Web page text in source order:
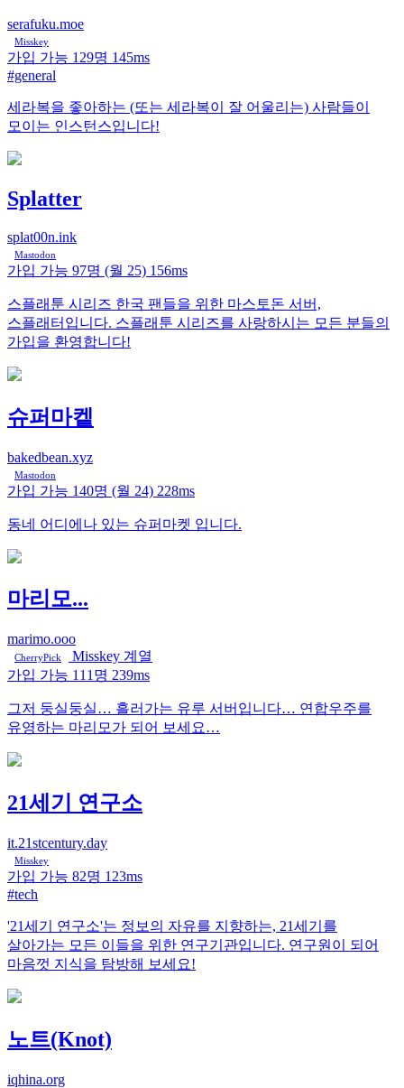
serafuku.moe
Misskey
가입 가능 129명 145ms
#general
세라복을 좋아하는 (또는 세라복이 잘 어울리는) 사람들이
모이는 인스턴스입니다!
Splatter
splat00n.ink
Mastodon
가입 가능 97명 (월 25) 156ms
스플래툰 시리즈 한국 팬들을 위한 마스토돈 서버,
스플래터입니다. 스플래툰 시리즈를 사랑하시는 모든 분들의
가입을 환영합니다!
슈퍼마켙
bakedbean.xyz
Mastodon
가입 가능 140명 (월 24) 228ms
동네 어디에나 있는 슈퍼마켓 입니다.
마리모...
marimo.ooo
CherryPick
Misskey 계열
가입 가능 111명 239ms
그저 둥실둥실… 흘러가는 유루 서버입니다… 연합우주를
유영하는 마리모가 되어 보세요…
21세기 연구소
it.21stcentury.day
Misskey
가입 가능 82명 123ms
#tech
'21세기 연구소'는 정보의 자유를 지향하는, 21세기를
살아가는 모든 이들을 위한 연구기관입니다. 연구원이 되어
마음껏 지식을 탐방해 보세요!
노트(Knot)
iqhina.org